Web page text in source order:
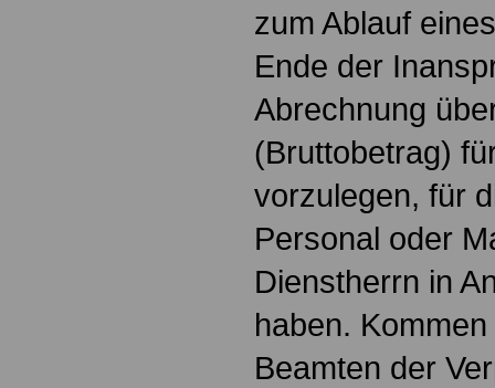
zum Ablauf
Ende der
Abrechnung
(Bruttobetrag)
vorzulegen, für
Personal oder
Dienstherrn in
haben.
Beamten der